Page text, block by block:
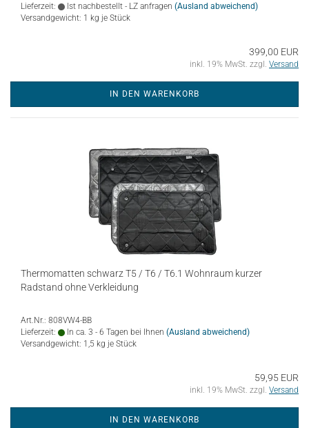
Lieferzeit:
Ist nachbestellt - LZ anfragen (Ausland abweichend)
Versandgewicht: 1 kg je Stück
399,00 EUR
inkl. 19% MwSt. zzgl. Versand
IN DEN WARENKORB
Thermomatten schwarz T5 / T6 / T6.1 Wohnraum kurzer
Radstand ohne Verkleidung
Art.Nr.: 808VW4-BB
Lieferzeit:
In ca. 3 - 6 Tagen bei Ihnen (Ausland abweichend)
Versandgewicht: 1,5 kg je Stück
59,95 EUR
inkl. 19% MwSt. zzgl. Versand
IN DEN WARENKORB